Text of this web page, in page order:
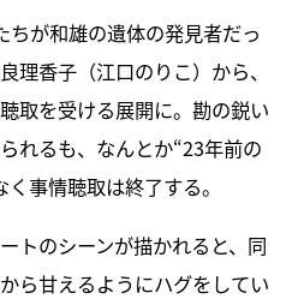
ちが和雄の遺体の発見者だっ
理香子（江口のりこ）から、
取を受ける展開に。勘の鋭い
れるも、なんとか“23年前の
事情聴取は終了する。
トのシーンが描かれると、同
ら甘えるようにハグをしてい